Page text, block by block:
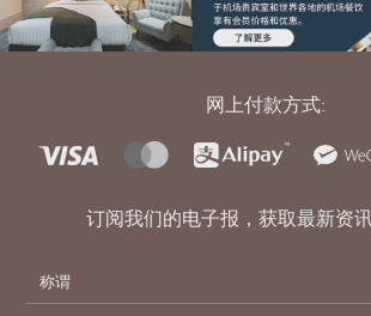
网上付款方式:
订阅我们的电子报，获取最新资